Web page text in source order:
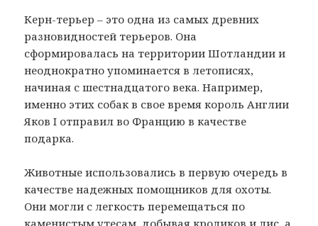
Керн-терьер – это одна из самых древних
разновидностей терьеров. Она
сформировалась на территории Шотландии и
неоднократно упоминается в летописях,
начиная с шестнадцатого века. Например,
именно этих собак в свое время король Англии
Яков I отправил во Францию в качестве
подарка.
Животные использовались в первую очередь в
качестве надежных помощников для охоты.
Они могли с легкость перемещаться по
каменистым утесам, добывая кроликов и лис, а